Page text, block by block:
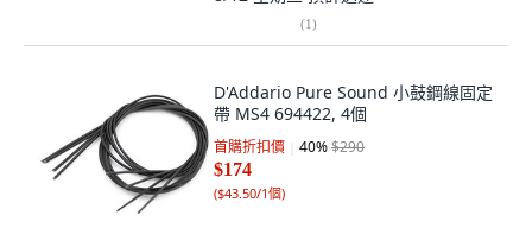
(1)
D'Addario Pure Sound 小鼓鋼線固定
帶 MS4 694422, 4個
首購折扣價 40%$290
$174
($43.50/1個)